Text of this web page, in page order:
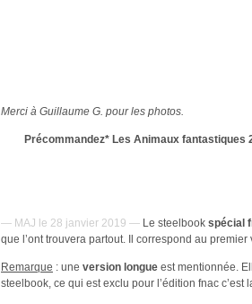
Merci à Guillaume G. pour les photos.
Précommandez* Les Animaux fantastiques
— MAJ le 28 janvier 2019 — Le steelbook spécial
que l’ont trouvera partout. Il correspond au
Remarque : une version longue est mentionnée.
steelbook, ce qui est exclu pour l’édition fnac c’est